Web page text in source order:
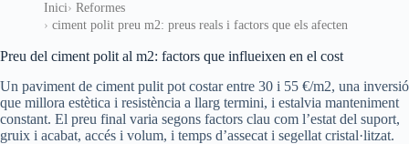
Inici
Reformes
ciment polit preu m2: preus reals i factors que els afecten
Preu del ciment polit al m2: factors que influeixen en el cost
Un paviment de ciment pulit pot costar entre 30 i 55 €/m2, una inversió
que millora estètica i resistència a llarg termini, i estalvia manteniment
constant. El preu final varia segons factors clau com l’estat del suport,
gruix i acabat, accés i volum, i temps d’assecat i segellat cristal·litzat.